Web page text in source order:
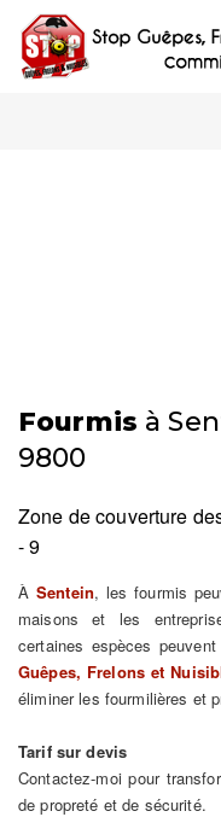
Fourmis à
9800
Zone de couverture
- 9
À Sentein, les fourmis
maisons et les
certaines espèces
Guêpes, Frelons et
éliminer les fourmilières et
Tarif sur devis
Contactez-moi pour
de propreté et de sécurité.